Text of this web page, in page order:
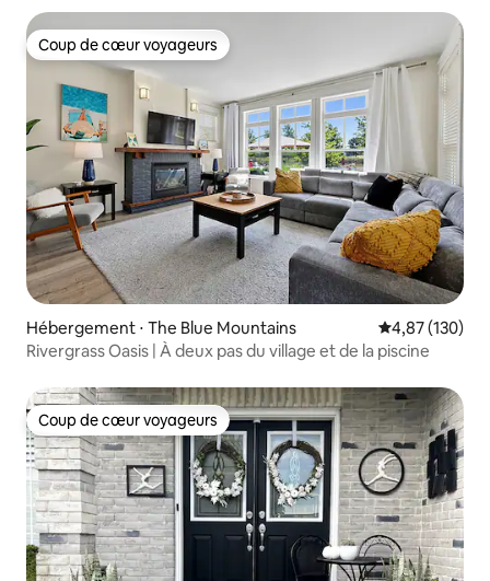
Coup de cœur voyageurs
Coup de cœur voyageurs
Hébergement ⋅ The Blue Mountains Évaluation
4,87 (130)
Rivergrass Oasis | À deux pas du village et de la piscine
Coup de cœur voyageurs
Coup de cœur voyageurs